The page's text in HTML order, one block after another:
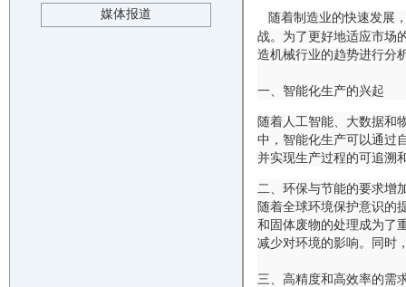
媒体报道
随着制造业的快速发展
战。为了更好地适应市场
造机械行业的趋势进行分
一、智能化生产的兴起
随着人工智能、大数据和
中，智能化生产可以通过
并实现生产过程的可追溯
二、环保与节能的要求增
随着全球环境保护意识的
和固体废物的处理成为了
减少对环境的影响。同时
三、高精度和高效率的需